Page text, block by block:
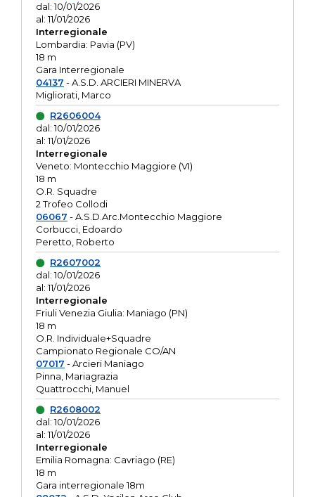
dal: 10/01/2026
al: 11/01/2026
Interregionale
Lombardia: Pavia (PV)
18 m
Gara Interregionale
04137 - A.S.D. ARCIERI MINERVA
Migliorati, Marco
R2606004
dal: 10/01/2026
al: 11/01/2026
Interregionale
Veneto: Montecchio Maggiore (VI)
18 m
O.R. Squadre
2 Trofeo Collodi
06067 - A.S.D.Arc.Montecchio Maggiore
Corbucci, Edoardo
Peretto, Roberto
R2607002
dal: 10/01/2026
al: 11/01/2026
Interregionale
Friuli Venezia Giulia: Maniago (PN)
18 m
O.R. Individuale+Squadre
Campionato Regionale CO/AN
07017 - Arcieri Maniago
Pinna, Mariagrazia
Quattrocchi, Manuel
R2608002
dal: 10/01/2026
al: 11/01/2026
Interregionale
Emilia Romagna: Cavriago (RE)
18 m
Gara interregionale 18m